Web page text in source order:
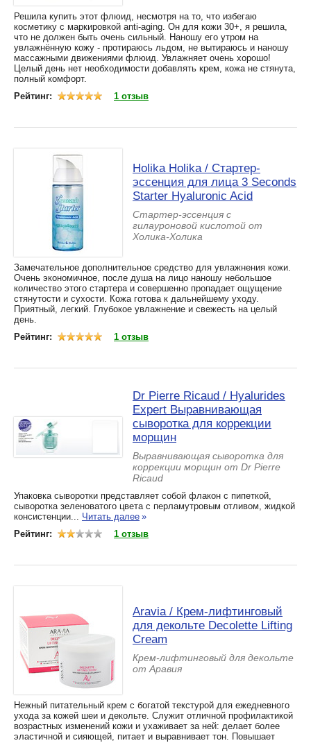
Решила купить этот флюид, несмотря на то, что избегаю
косметику с маркировкой anti-aging. Он для кожи 30+, я решила,
что не должен быть очень сильный. Наношу его утром на
увлажнённую кожу - протираюсь льдом, не вытираюсь и наношу
массажными движениями флюид. Увлажняет очень хорошо!
Целый день нет необходимости добавлять крем, кожа не стянута,
полный комфорт.
Рейтинг:
1 отзыв
Holika Holika / Стартер-
эссенция для лица 3 Seconds
Starter Hyaluronic Acid
Стартер-эссенция с
гилауроновой кислотой от
Холика-Холика
Замечательное дополнительное средство для увлажнения кожи.
Очень экономичное, после душа на лицо наношу небольшое
количество этого стартера и совершенно пропадает ощущение
стянутости и сухости. Кожа готова к дальнейшему уходу.
Приятный, легкий. Глубокое увлажнение и свежесть на целый
день.
Рейтинг:
1 отзыв
Dr Pierre Ricaud / Hyalurides
Expert Выравнивающая
сыворотка для коррекции
морщин
Выравнивающая сыворотка для
коррекции морщин от Dr Pierre
Ricaud
Упаковка сыворотки представляет собой флакон с пипеткой,
сыворотка зеленоватого цвета с перламутровым отливом, жидкой
консистенции... Читать далее »
Рейтинг:
1 отзыв
Aravia / Крем-лифтинговый
для декольте Decolette Lifting
Cream
Крем-лифтинговый для декольте
от Аравия
Нежный питательный крем с богатой текстурой для ежедневного
ухода за кожей шеи и декольте. Служит отличной профилактикой
возрастных изменений кожи и ухаживает за ней: делает более
эластичной и сияющей, питает и выравнивает тон. Повышает